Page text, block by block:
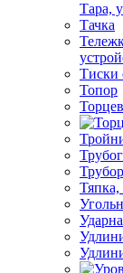
Тара,
Тачка
Тиски
Топор